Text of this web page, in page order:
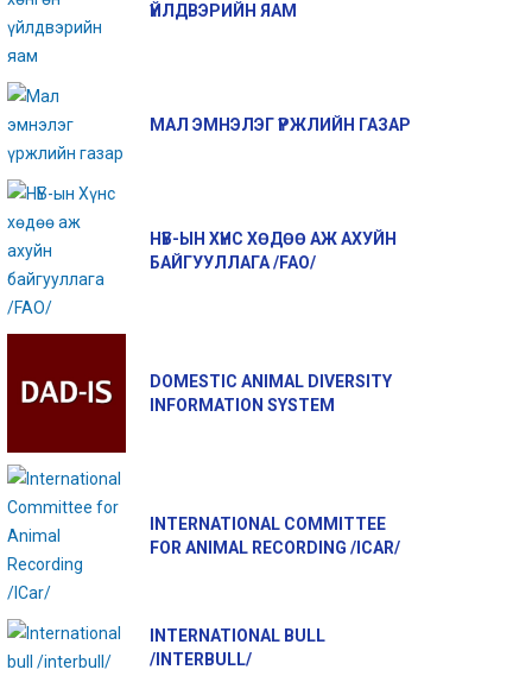
ҮЙЛДВЭРИЙН ЯАМ
МАЛ ЭМНЭЛЭГ ҮРЖЛИЙН ГАЗАР
НҮБ-ЫН ХҮНС ХӨДӨӨ АЖ АХУЙН
БАЙГУУЛЛАГА /FAO/
DOMESTIC ANIMAL DIVERSITY
INFORMATION SYSTEM
INTERNATIONAL COMMITTEE
FOR ANIMAL RECORDING /ICAR/
INTERNATIONAL BULL
/INTERBULL/